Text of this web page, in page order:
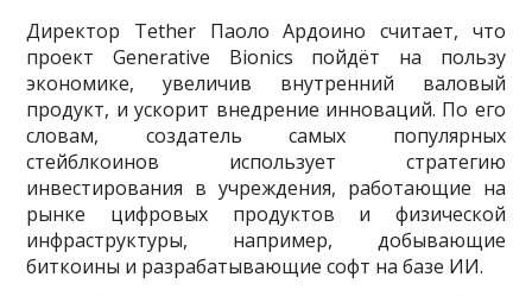
Директор Tether Паоло Ардоино считает, что
проект Generative Bionics пойдёт на пользу
экономике, увеличив внутренний валовый
продукт, и ускорит внедрение инноваций. По его
словам, создатель самых популярных
стейблкоинов использует стратегию
инвестирования в учреждения, работающие на
рынке цифровых продуктов и физической
инфраструктуры, например, добывающие
биткоины и разрабатывающие софт на базе ИИ.